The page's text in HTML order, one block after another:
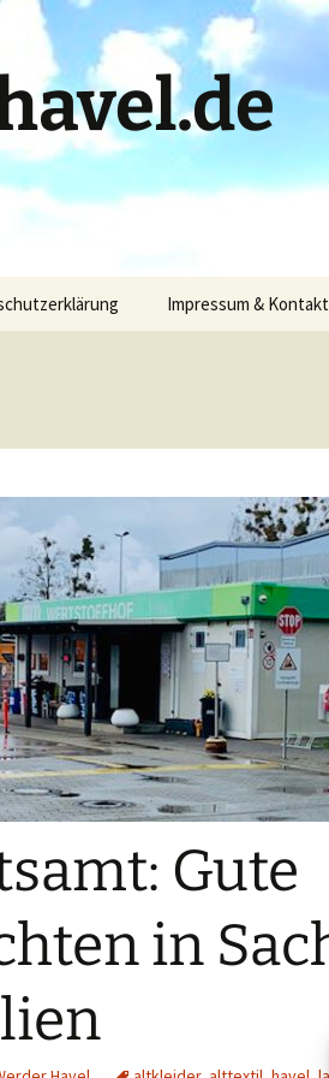
Impressum & Kontakt
Gute
in